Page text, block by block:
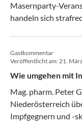
Masernparty-
handeln sich
Gastkommentar
Veröffentlicht am:21.
Wie umgehen mit
Mag. pharm. Peter
Niederösterreich
Impfgegnern und -